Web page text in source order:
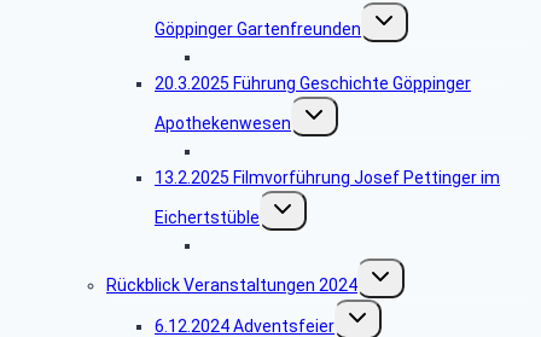
Göppinger Gartenfreunden
Untermenü
umschalten
20.3.2025 Führung Geschichte Göppinger
Apothekenwesen
Untermenü
umschalten
13.2.2025 Filmvorführung Josef Pettinger im
Eichertstüble
Untermenü
umschalten
Rückblick Veranstaltungen 2024
Untermenü
umschalten
6.12.2024 Adventsfeier
Untermenü
umschalten